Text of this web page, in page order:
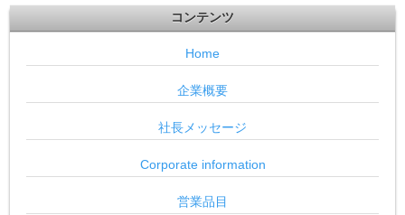
コンテンツ
Home
企業概要
社長メッセージ
Corporate information
営業品目